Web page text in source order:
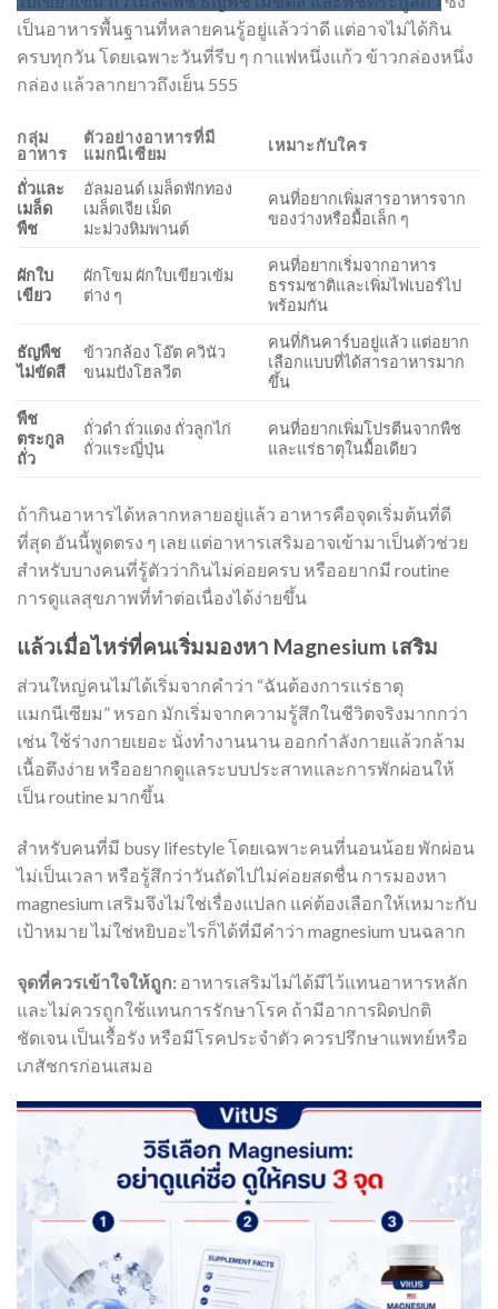
เป็นอาหารพื้นฐานที่หลายคนรู้อยู่แล้วว่าดี แต่อาจไม่ได้กิน
ครบทุกวัน โดยเฉพาะวันที่รีบ ๆ กาแฟหนึ่งแก้ว ข้าวกล่องหนึ่ง
กล่อง แล้วลากยาวถึงเย็น 555
กลุ่ม
อาหาร
ตัวอย่างอาหารที่มี
แมกนีเซียม
เหมาะกับใคร
ถั่วและ
เมล็ด
พืช
อัลมอนด์ เมล็ดฟักทอง
เมล็ดเจีย เม็ด
มะม่วงหิมพานต์
คนที่อยากเพิ่มสารอาหารจาก
ของว่างหรือมื้อเล็ก ๆ
ผักใบ
เขียว
ผักโขม ผักใบเขียวเข้ม
ต่าง ๆ
คนที่อยากเริ่มจากอาหาร
ธรรมชาติและเพิ่มไฟเบอร์ไป
พร้อมกัน
ธัญพืช
ไม่ขัดสี
ข้าวกล้อง โอ๊ต ควินัว
ขนมปังโฮลวีต
คนที่กินคาร์บอยู่แล้ว แต่อยาก
เลือกแบบที่ได้สารอาหารมาก
ขึ้น
พืช
ตระกูล
ถั่ว
ถั่วดำ ถั่วแดง ถั่วลูกไก่
ถั่วแระญี่ปุ่น
คนที่อยากเพิ่มโปรตีนจากพืช
และแร่ธาตุในมื้อเดียว
ถ้ากินอาหารได้หลากหลายอยู่แล้ว อาหารคือจุดเริ่มต้นที่ดี
ที่สุด อันนี้พูดตรง ๆ เลย แต่อาหารเสริมอาจเข้ามาเป็นตัวช่วย
สำหรับบางคนที่รู้ตัวว่ากินไม่ค่อยครบ หรืออยากมี routine
การดูแลสุขภาพที่ทำต่อเนื่องได้ง่ายขึ้น
แล้วเมื่อไหร่ที่คนเริ่มมองหา Magnesium เสริม
ส่วนใหญ่คนไม่ได้เริ่มจากคำว่า “ฉันต้องการแร่ธาตุ
แมกนีเซียม” หรอก มักเริ่มจากความรู้สึกในชีวิตจริงมากกว่า
เช่น ใช้ร่างกายเยอะ นั่งทำงานนาน ออกกำลังกายแล้วกล้าม
เนื้อตึงง่าย หรืออยากดูแลระบบประสาทและการพักผ่อนให้
เป็น routine มากขึ้น
สำหรับคนที่มี busy lifestyle โดยเฉพาะคนที่นอนน้อย พักผ่อน
ไม่เป็นเวลา หรือรู้สึกว่าวันถัดไปไม่ค่อยสดชื่น การมองหา
magnesium เสริมจึงไม่ใช่เรื่องแปลก แค่ต้องเลือกให้เหมาะกับ
เป้าหมาย ไม่ใช่หยิบอะไรก็ได้ที่มีคำว่า magnesium บนฉลาก
จุดที่ควรเข้าใจให้ถูก: อาหารเสริมไม่ได้มีไว้แทนอาหารหลัก
และไม่ควรถูกใช้แทนการรักษาโรค ถ้ามีอาการผิดปกติ
ชัดเจน เป็นเรื้อรัง หรือมีโรคประจำตัว ควรปรึกษาแพทย์หรือ
เภสัชกรก่อนเสมอ